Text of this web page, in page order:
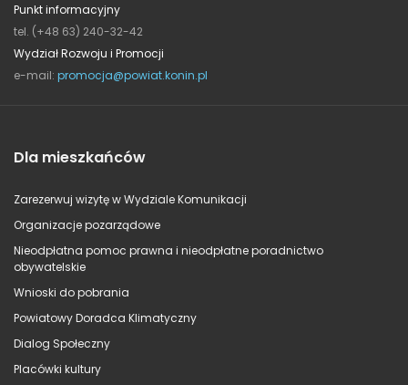
Punkt informacyjny
tel. (+48 63) 240-32-42
Wydział Rozwoju i Promocji
e-mail: promocja@powiat.konin.pl
Dla mieszkańców
Zarezerwuj wizytę w Wydziale Komunikacji
Organizacje pozarządowe
Nieodpłatna pomoc prawna i nieodpłatne poradnictwo
obywatelskie
Wnioski do pobrania
Powiatowy Doradca Klimatyczny
Dialog Społeczny
Placówki kultury